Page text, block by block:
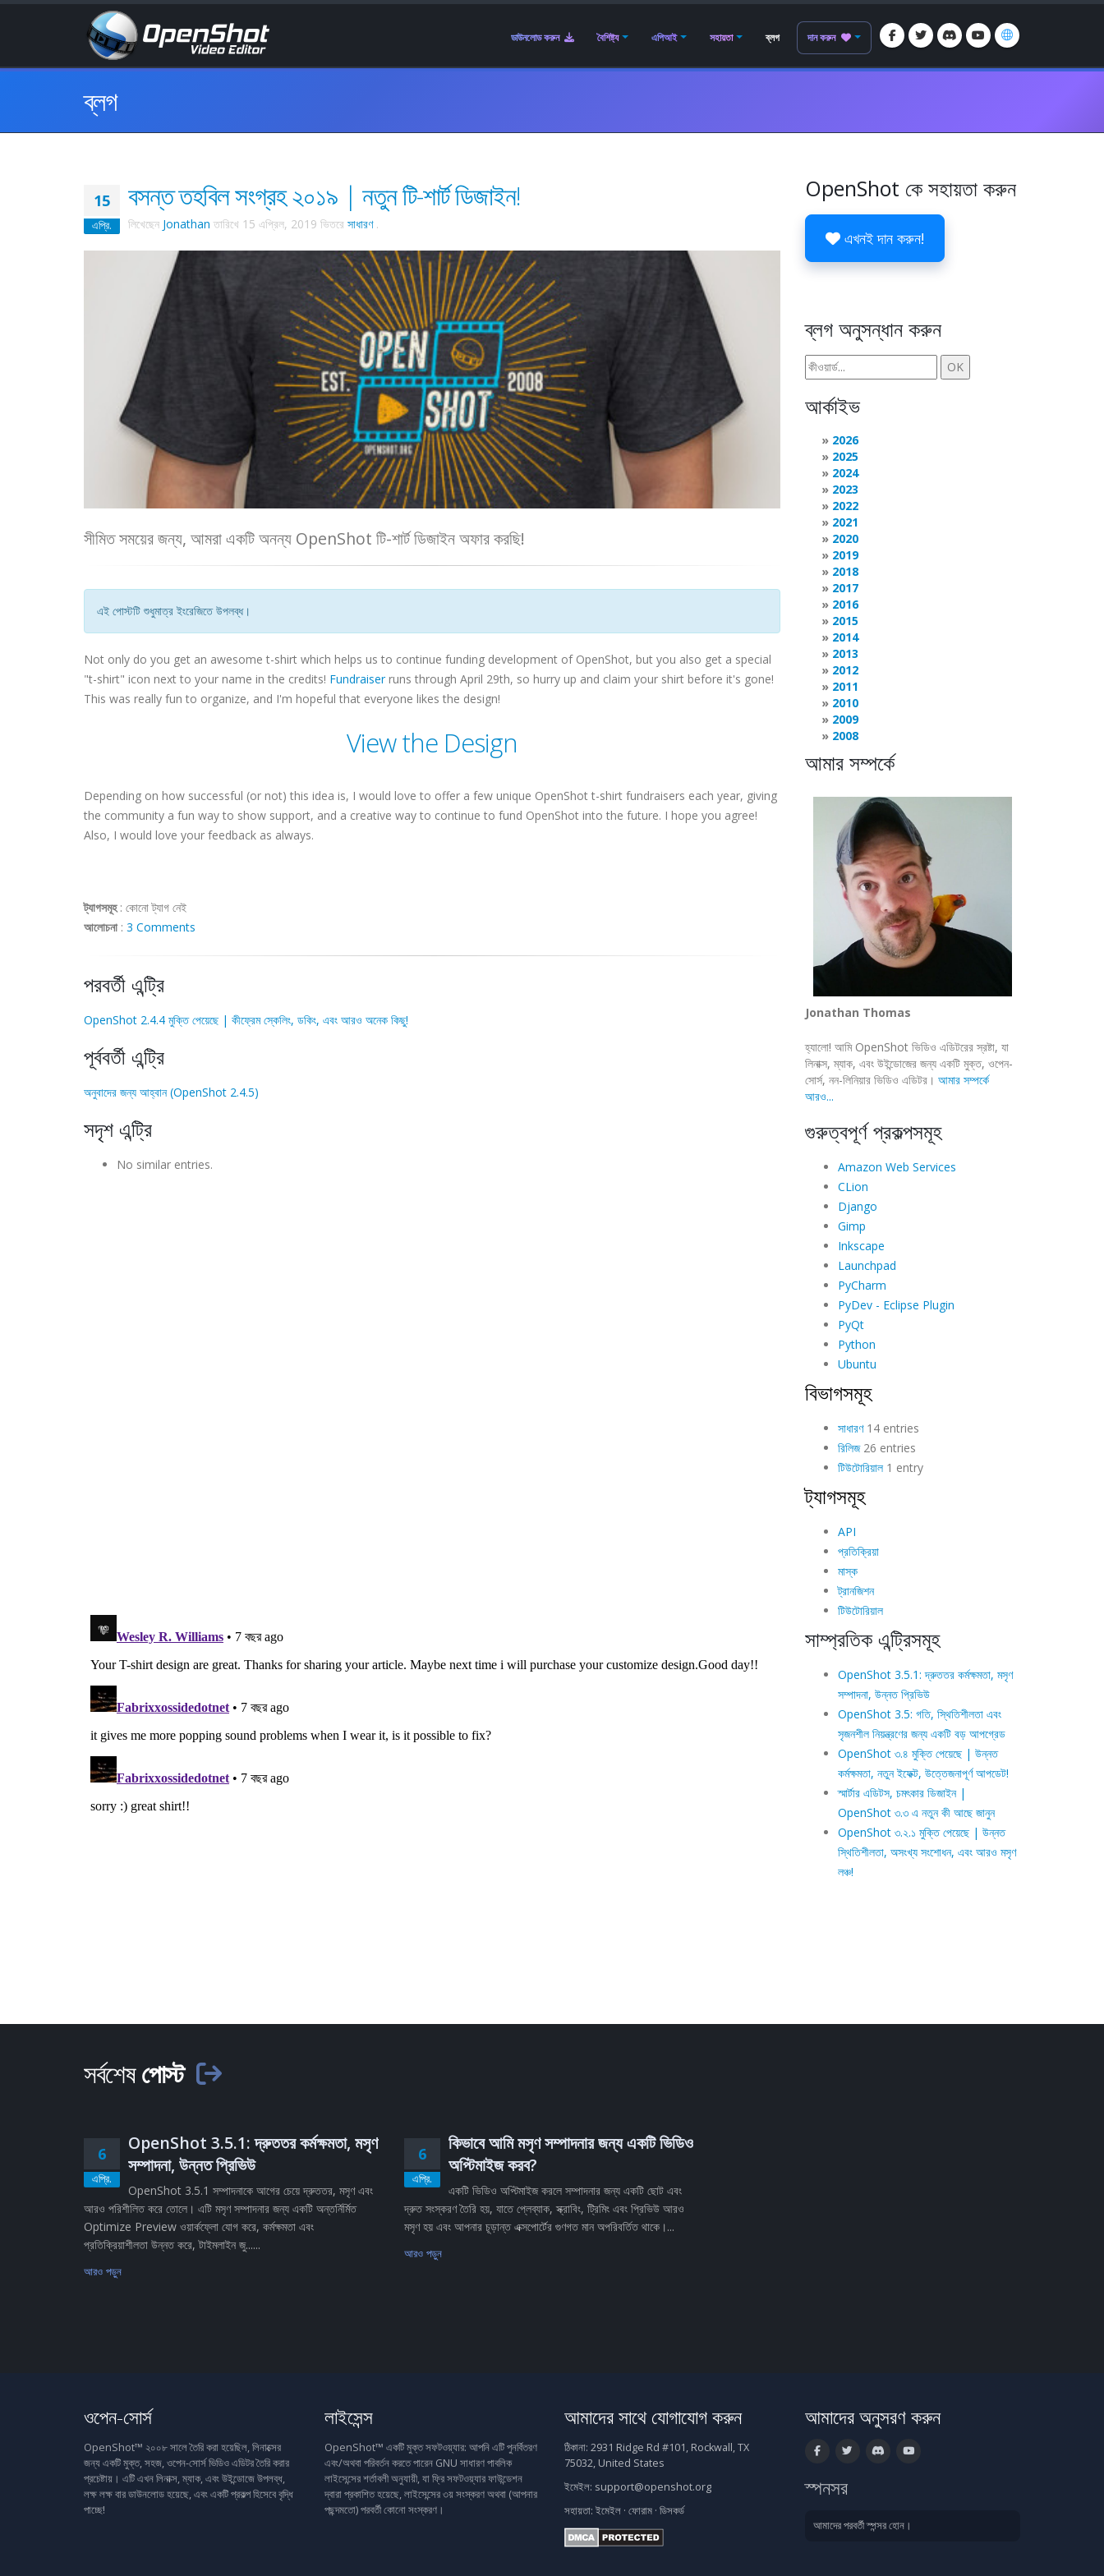
ডাউনলোড করুন বৈশিষ্ট্য এপিআই সহায়তা ব্লগ দান করুন
ব্লগ
15
এপ্রি.
বসন্ত তহবিল সংগ্রহ ২০১৯ | নতুন টি-শার্ট ডিজাইন!
লিখেছেন Jonathan তারিখে 15 এপ্রিল, 2019 ভিতরে সাধারণ.
সীমিত সময়ের জন্য, আমরা একটি অনন্য OpenShot টি-শার্ট ডিজাইন অফার করছি!
এই পোস্টটি শুধুমাত্র ইংরেজিতে উপলব্ধ।
Not only do you get an awesome t-shirt which helps us to continue funding development of OpenShot, but you also get a special
"t-shirt" icon next to your name in the credits! Fundraiserruns through April 29th, so hurry up and claim your shirt before it's gone!
This was really fun to organize, and I'm hopeful that everyone likes the design!
View the Design
Depending on how successful (or not) this idea is, I would love to offer a few unique OpenShot t-shirt fundraisers each year, giving
the community a fun way to show support, and a creative way to continue to fund OpenShot into the future. I hope you agree!
Also, I would love your feedback as always.
ট্যাগসমূহ: কোনো ট্যাগ নেই
আলোচনা: 3 Comments
পরবর্তী এন্ট্রি
OpenShot 2.4.4 মুক্তি পেয়েছে | কীফ্রেম স্কেলিং, ডকিং, এবং আরও অনেক কিছু!
পূর্ববর্তী এন্ট্রি
অনুবাদের জন্য আহ্বান (OpenShot 2.4.5)
সদৃশ এন্ট্রি
No similar entries.
OpenShot কে সহায়তা করুন
এখনই দান করুন!
ব্লগ অনুসন্ধান করুন
আর্কাইভ
2026
2025
2024
2023
2022
2021
2020
2019
2018
2017
2016
2015
2014
2013
2012
2011
2010
2009
2008
আমার সম্পর্কে
Jonathan Thomas
হ্যালো! আমি OpenShot ভিডিও এডিটরের স্রষ্টা, যা
লিনাক্স, ম্যাক, এবং উইন্ডোজের জন্য একটি মুক্ত, ওপেন-
সোর্স, নন-লিনিয়ার ভিডিও এডিটর। আমার সম্পর্কে
আরও...
গুরুত্বপূর্ণ প্রকল্পসমূহ
Amazon Web Services
CLion
Django
Gimp
Inkscape
Launchpad
PyCharm
PyDev - Eclipse Plugin
PyQt
Python
Ubuntu
বিভাগসমূহ
সাধারণ14 entries
রিলিজ26 entries
টিউটোরিয়াল1 entry
ট্যাগসমূহ
API
প্রতিক্রিয়া
মাস্ক
ট্রানজিশন
টিউটোরিয়াল
সাম্প্রতিক এন্ট্রিসমূহ
OpenShot 3.5.1: দ্রুততর কর্মক্ষমতা, মসৃণ
সম্পাদনা, উন্নত প্রিভিউ
OpenShot 3.5: গতি, স্থিতিশীলতা এবং
সৃজনশীল নিয়ন্ত্রণের জন্য একটি বড় আপগ্রেড
OpenShot ৩.৪ মুক্তি পেয়েছে | উন্নত
কর্মক্ষমতা, নতুন ইফেক্ট, উত্তেজনাপূর্ণ আপডেট!
স্মার্টার এডিটস, চমৎকার ডিজাইন |
OpenShot ৩.৩ এ নতুন কী আছে জানুন
OpenShot ৩.২.১ মুক্তি পেয়েছে | উন্নত
স্থিতিশীলতা, অসংখ্য সংশোধন, এবং আরও মসৃণ
লঞ্চ!
সর্বশেষপোস্ট
6
এপ্রি.
OpenShot 3.5.1: দ্রুততর কর্মক্ষমতা, মসৃণ
সম্পাদনা, উন্নত প্রিভিউ
OpenShot 3.5.1 সম্পাদনাকে আগের চেয়ে দ্রুততর, মসৃণ এবং
আরও পরিশীলিত করে তোলে। এটি মসৃণ সম্পাদনার জন্য একটি অন্তর্নির্মিত
Optimize Preview ওয়ার্কফ্লো যোগ করে, কর্মক্ষমতা এবং
প্রতিক্রিয়াশীলতা উন্নত করে, টাইমলাইন জু......
আরও পড়ুন
6
এপ্রি.
কিভাবে আমি মসৃণ সম্পাদনার জন্য একটি ভিডিও
অপ্টিমাইজ করব?
একটি ভিডিও অপ্টিমাইজ করলে সম্পাদনার জন্য একটি ছোট এবং
দ্রুত সংস্করণ তৈরি হয়, যাতে প্লেব্যাক, স্ক্রাবিং, ট্রিমিং এবং প্রিভিউ আরও
মসৃণ হয় এবং আপনার চূড়ান্ত এক্সপোর্টের গুণগত মান অপরিবর্তিত থাকে।...
আরও পড়ুন
ওপেন-সোর্স
OpenShot™ ২০০৮ সালে তৈরি করা হয়েছিল, লিনাক্সের
জন্য একটি মুক্ত, সহজ, ওপেন-সোর্স ভিডিও এডিটর তৈরি করার
প্রচেষ্টায়। এটি এখন লিনাক্স, ম্যাক, এবং উইন্ডোজে উপলব্ধ,
লক্ষ লক্ষ বার ডাউনলোড হয়েছে, এবং একটি প্রকল্প হিসেবে বৃদ্ধি
পাচ্ছে!
লাইসেন্স
OpenShot™ একটি মুক্ত সফটওয়্যার: আপনি এটি পুনর্বিতরণ
এবং/অথবা পরিবর্তন করতে পারেন GNU সাধারণ পাবলিক
লাইসেন্সের শর্তাবলী অনুযায়ী, যা ফ্রি সফটওয়্যার ফাউন্ডেশন
দ্বারা প্রকাশিত হয়েছে, লাইসেন্সের ৩য় সংস্করণ অথবা (আপনার
পছন্দমতো) পরবর্তী কোনো সংস্করণ।
আমাদের সাথে যোগাযোগ করুন
ঠিকানা: 2931 Ridge Rd #101, Rockwall, TX
75032, United States
ইমেইল: support@openshot.org
সহায়তা: ইমেইল · ফোরাম · ডিসকর্ড
আমাদের অনুসরণ করুন
স্পনসর
আমাদের পরবর্তী স্পন্সর হোন।